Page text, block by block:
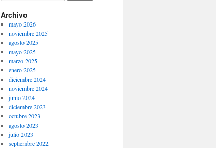
Archivo
mayo 2026
noviembre 2025
agosto 2025
mayo 2025
marzo 2025
enero 2025
diciembre 2024
noviembre 2024
junio 2024
diciembre 2023
octubre 2023
agosto 2023
julio 2023
septiembre 2022